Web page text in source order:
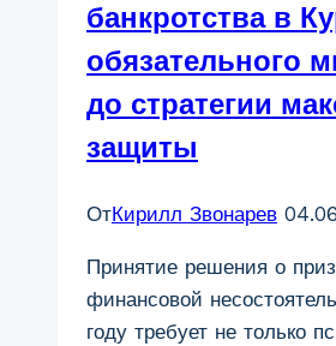
банкротства в
обязательного
до стратегии
защиты
ОтКирилл Звонарев
Принятие решения о
финансовой
году требует не только